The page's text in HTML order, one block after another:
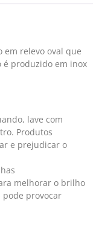
em relevo oval que
é produzido em inox
lave com
Produtos
e prejudicar o
melhorar o brilho
pode provocar